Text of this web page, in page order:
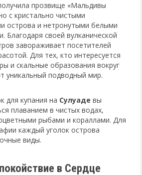
прозвище «Мальдивы
с кристально чистыми
острова и нетронутыми белыми
Благодаря своей вулканической
завораживает посетителей
Для тех, кто интересуется
и скальные образования вокруг
уникальный подводный мир.
для купания на Сулуаде вы
плаванием в чистых водах,
рыбами и кораллами. Для
каждый уголок острова
виды.
в Сердце